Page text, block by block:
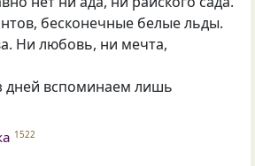
бесконечные белые льды.
Ни любовь, ни мечта,
дней вспоминаем лишь
1522